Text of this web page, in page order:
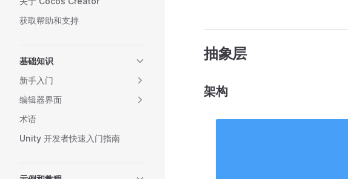
获取帮助和支持
基础知识
新手入门
编辑器界面
术语
Unity 开发者快速入门指南
抽象层
架构